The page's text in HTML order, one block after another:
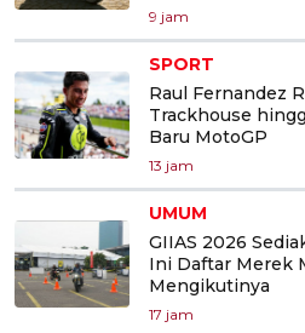
9 jam
SPORT
Raul Fernandez
Trackhouse
Baru MotoGP
13 jam
UMUM
GIIAS 2026
Ini Daftar Merek
Mengikutinya
17 jam